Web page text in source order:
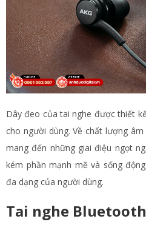
Dây đeo của tai nghe được thiết
cho người dùng. Về chất lượng
mang đến những giai điệu ngọt
kém phần mạnh mẽ và sống
đa dạng của người dùng.
Tai nghe